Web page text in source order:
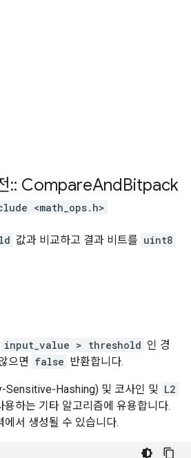
:: CompareAndBitpack
<math_ops.h>
값과 비교하고 결과 비트를 uint8
input_value > threshold 인 경
으면 false 반환합니다.
Sensitive-Hashing) 및 코사인 및 L2
용하는 기타 알고리즘에 유용합니다.
서 생성될 수 있습니다.